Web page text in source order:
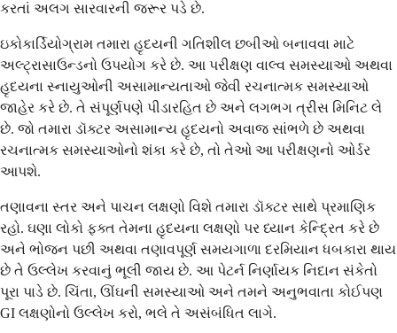
કરતાં અલગ સારવારની જરૂર પડે છે.
ઇકોકાર્ડિયોગ્રામ તમારા હૃદયની ગતિશીલ છબીઓ બનાવવા માટે
અલ્ટ્રાસાઉન્ડનો ઉપયોગ કરે છે. આ પરીક્ષણ વાલ્વ સમસ્યાઓ અથવા
હૃદયના સ્નાયુઓની અસામાન્યતાઓ જેવી રચનાત્મક સમસ્યાઓ
જાહેર કરે છે. તે સંપૂર્ણપણે પીડારહિત છે અને લગભગ ત્રીસ મિનિટ લે
છે. જો તમારા ડૉક્ટર અસામાન્ય હૃદયનો અવાજ સાંભળે છે અથવા
રચનાત્મક સમસ્યાઓનો શંકા કરે છે, તો તેઓ આ પરીક્ષણનો ઓર્ડર
આપશે.
તણાવના સ્તર અને પાચન લક્ષણો વિશે તમારા ડૉક્ટર સાથે પ્રમાણિક
રહો. ઘણા લોકો ફક્ત તેમના હૃદયના લક્ષણો પર ધ્યાન કેન્દ્રિત કરે છે
અને ભોજન પછી અથવા તણાવપૂર્ણ સમયગાળા દરમિયાન ધબકારા થાય
છે તે ઉલ્લેખ કરવાનું ભૂલી જાય છે. આ પેટર્ન નિર્ણાયક નિદાન સંકેતો
પૂરા પાડે છે. ચિંતા, ઊંઘની સમસ્યાઓ અને તમને અનુભવાતા કોઈપણ
GI લક્ષણોનો ઉલ્લેખ કરો, ભલે તે અસંબંધિત લાગે.